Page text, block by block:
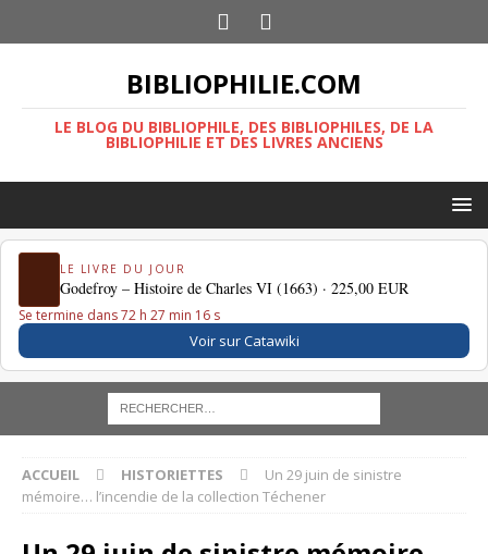
BIBLIOPHILIE.COM
LE BLOG DU BIBLIOPHILE, DES BIBLIOPHILES, DE LA
BIBLIOPHILIE ET DES LIVRES ANCIENS
LE LIVRE DU JOUR
Godefroy – Histoire de Charles VI (1663) · 225,00 EUR
Se termine dans 72 h 27 min 15 s
Voir sur Catawiki
ACCUEIL HISTORIETTES
Un 29 juin de sinistre
mémoire… l’incendie de la collection Téchener